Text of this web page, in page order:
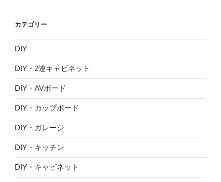
ブ
カテゴリー
DIY
DIY・2連キャビネット
DIY・AVボード
DIY・カップボード
DIY・ガレージ
DIY・キッチン
DIY・キャビネット